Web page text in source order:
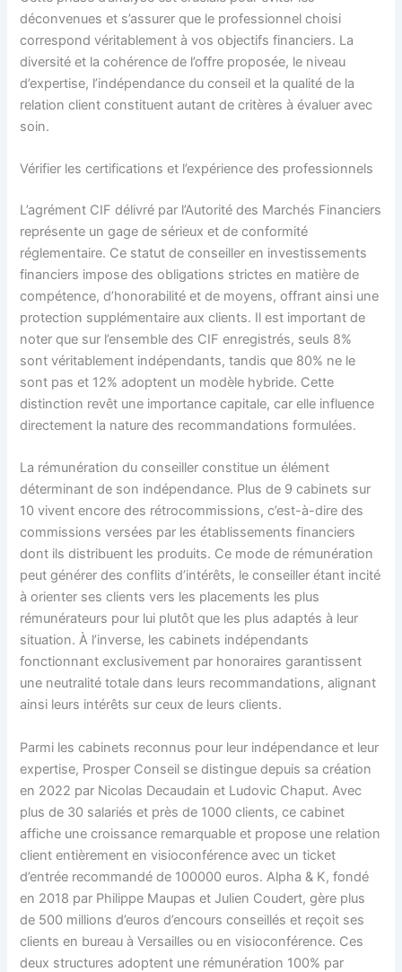
déconvenues et s’assurer que le professionnel choisi
correspond véritablement à vos objectifs financiers. La
diversité et la cohérence de l’offre proposée, le niveau
d’expertise, l’indépendance du conseil et la qualité de la
relation client constituent autant de critères à évaluer avec
soin.
Vérifier les certifications et l’expérience des professionnels
L’agrément CIF délivré par l’Autorité des Marchés Financiers
représente un gage de sérieux et de conformité
réglementaire. Ce statut de conseiller en investissements
financiers impose des obligations strictes en matière de
compétence, d’honorabilité et de moyens, offrant ainsi une
protection supplémentaire aux clients. Il est important de
noter que sur l’ensemble des CIF enregistrés, seuls 8%
sont véritablement indépendants, tandis que 80% ne le
sont pas et 12% adoptent un modèle hybride. Cette
distinction revêt une importance capitale, car elle influence
directement la nature des recommandations formulées.
La rémunération du conseiller constitue un élément
déterminant de son indépendance. Plus de 9 cabinets sur
10 vivent encore des rétrocommissions, c’est-à-dire des
commissions versées par les établissements financiers
dont ils distribuent les produits. Ce mode de rémunération
peut générer des conflits d’intérêts, le conseiller étant incité
à orienter ses clients vers les placements les plus
rémunérateurs pour lui plutôt que les plus adaptés à leur
situation. À l’inverse, les cabinets indépendants
fonctionnant exclusivement par honoraires garantissent
une neutralité totale dans leurs recommandations, alignant
ainsi leurs intérêts sur ceux de leurs clients.
Parmi les cabinets reconnus pour leur indépendance et leur
expertise, Prosper Conseil se distingue depuis sa création
en 2022 par Nicolas Decaudain et Ludovic Chaput. Avec
plus de 30 salariés et près de 1000 clients, ce cabinet
affiche une croissance remarquable et propose une relation
client entièrement en visioconférence avec un ticket
d’entrée recommandé de 100000 euros. Alpha & K, fondé
en 2018 par Philippe Maupas et Julien Coudert, gère plus
de 500 millions d’euros d’encours conseillés et reçoit ses
clients en bureau à Versailles ou en visioconférence. Ces
deux structures adoptent une rémunération 100% par